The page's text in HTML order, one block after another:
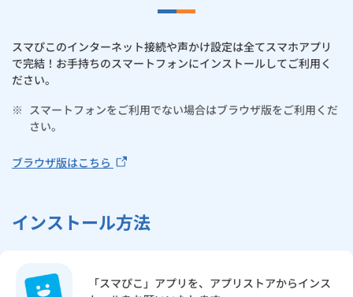
スマぴこのインターネット接続や声かけ設定は全てスマホアプリ
で完結！お手持ちのスマートフォンにインストールしてご利用く
ださい。
※ スマートフォンをご利用でない場合はブラウザ版をご利用くだ
さい。
ブラウザ版はこちら
インストール方法
「スマぴこ」アプリを、アプリストアからインス